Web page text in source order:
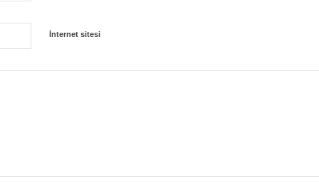
İnternet sitesi